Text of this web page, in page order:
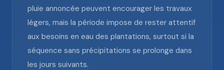
pluie annoncée peuvent encourager les travaux
légers, mais la période impose de rester attentif
aux besoins en eau des plantations, surtout si la
séquence sans précipitations se prolonge dans
les jours suivants.